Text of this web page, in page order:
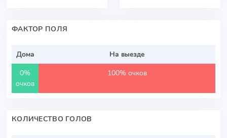
ФАКТОР ПОЛЯ
Дома
На выезде
0%
очков
100% очков
КОЛИЧЕСТВО ГОЛОВ